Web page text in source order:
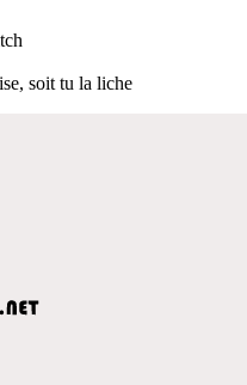
soit tu la liche